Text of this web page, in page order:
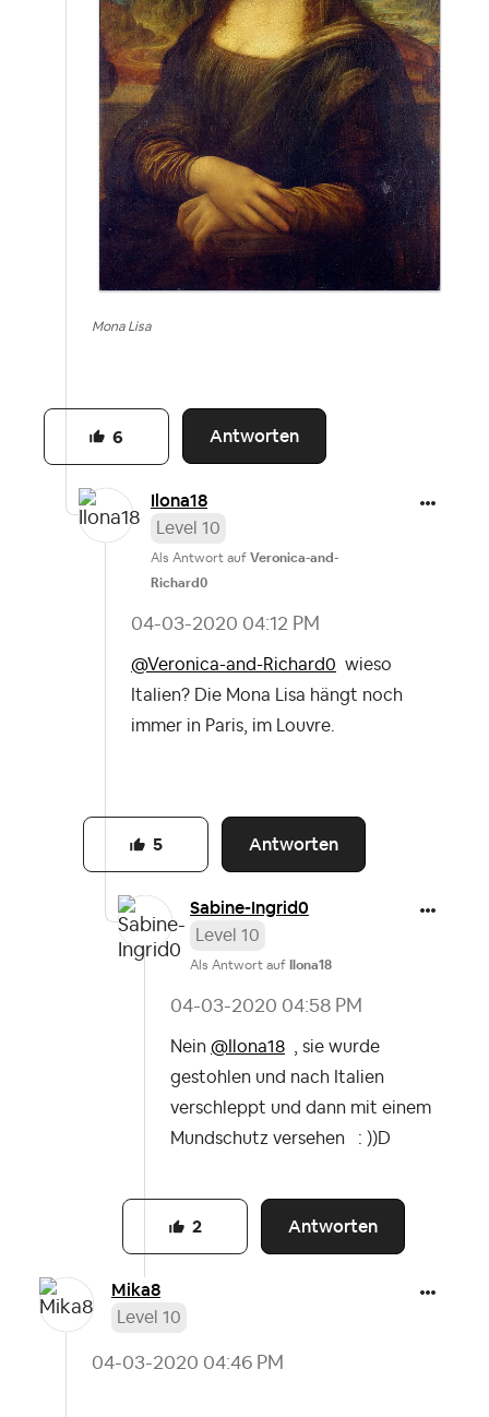
Mona Lisa
Antworten
6
Ilona18
Level 10
Als Antwort auf Veronica-and-
Richard0
‎04-03-2020 04:12 PM
@Veronica-and-Richard0 wieso
Italien? Die Mona Lisa hängt noch
immer in Paris, im Louvre.
Antworten
5
Sabine-Ingrid0
Level 10
Als Antwort auf Ilona18
‎04-03-2020 04:58 PM
Nein @Ilona18 , sie wurde
gestohlen und nach Italien
verschleppt und dann mit einem
Mundschutz versehen : ))D
Antworten
2
Mika8
Level 10
‎04-03-2020 04:46 PM